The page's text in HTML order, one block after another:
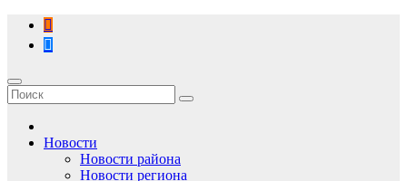
Перейти
содержимому
Новости
Новости района
Новости региона